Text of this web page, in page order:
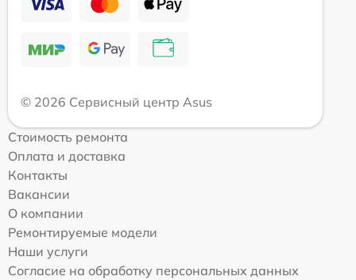
© 2026 Сервисный центр Asus
Стоимость ремонта
Оплата и доставка
Контакты
Вакансии
О компании
Ремонтируемые модели
Наши услуги
Согласие на обработку персональных данных